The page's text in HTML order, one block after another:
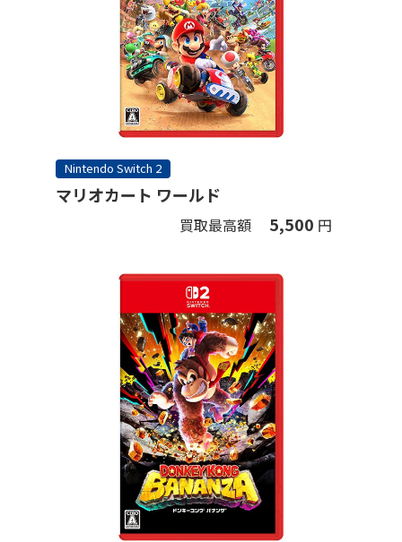
Nintendo Switch 2
マリオカート ワールド
買取最高額 5,500 円